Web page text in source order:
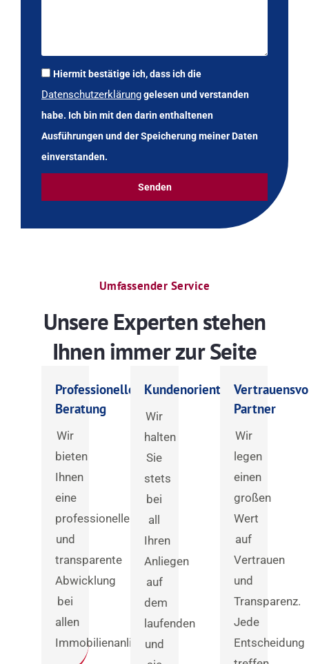
Hiermit bestätige ich, dass ich die
Datenschutzerklärunggelesen und verstanden
habe. Ich bin mit den darin enthaltenen
Ausführungen und der Speicherung meiner Daten
einverstanden.
Senden
Umfassender Service
Unsere Experten stehen
Ihnen immer zur Seite
Professionelle
Beratung
Wir
bieten
Ihnen
eine
professionelle
und
transparente
Abwicklung
bei
allen
Immobilienanliegen.
Kundenorientiert
Wir
halten
Sie
stets
bei
all
Ihren
Anliegen
auf
dem
laufenden
und
Partner
Wir
legen
einen
großen
Wert
auf
Vertrauen
und
Transparenz.
Jede
Entscheidung